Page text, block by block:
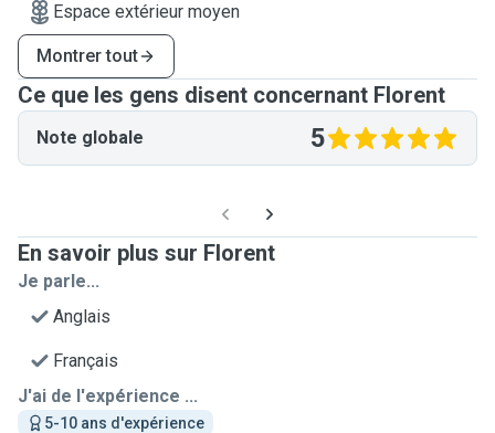
Espace extérieur moyen
Montrer tout
Ce que les gens disent concernant Florent
Note globale 5
En savoir plus sur Florent
Je parle...
Anglais
Français
J'ai de l'expérience ...
5-10 ans d'expérience